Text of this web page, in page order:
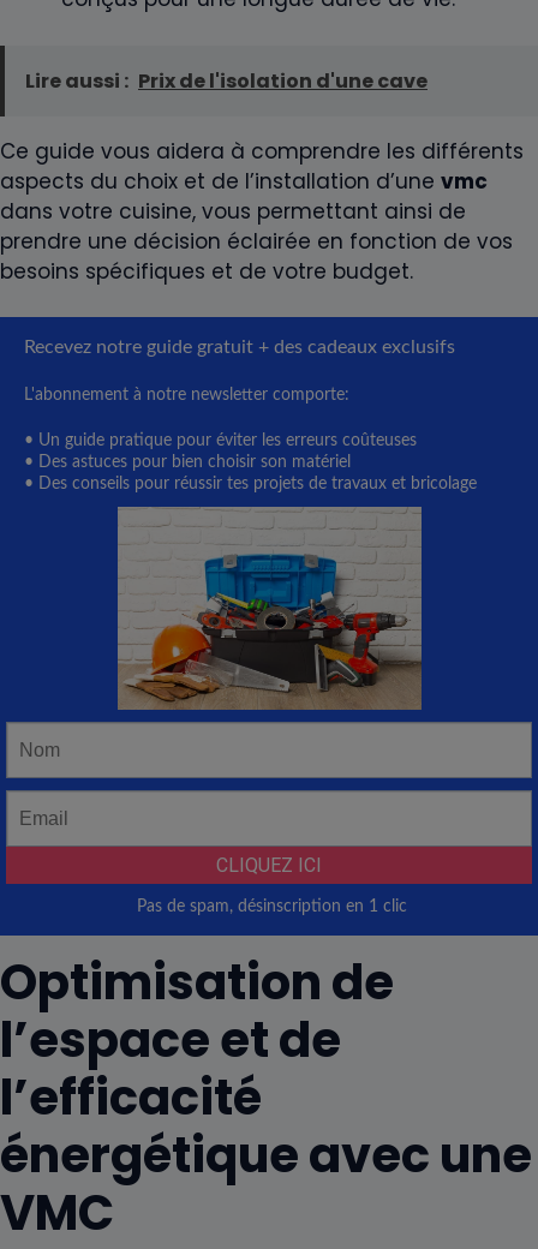
Lire aussi : Prix de l'isolation d'une cave
Ce guide vous aidera à comprendre les différents
aspects du choix et de l’installation d’une vmc
dans votre cuisine, vous permettant ainsi de
prendre une décision éclairée en fonction de vos
besoins spécifiques et de votre budget.
Optimisation de
l’espace et de
l’efficacité
énergétique avec une
VMC